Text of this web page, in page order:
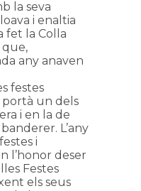
la seva
i enaltia
fet la Colla
any anaven
festes
portà un dels
i en la de
banderer. L’any
i
l’honor deser
Festes
els seus